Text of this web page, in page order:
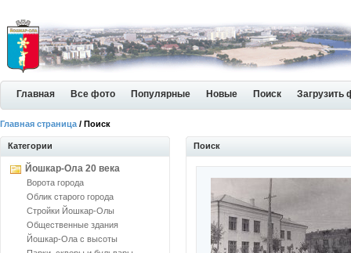
Главная Все фото Популярные Новые Поиск Загрузить
Главная страница / Поиск
Категории
Йошкар-Ола 20 века
Ворота города
Облик старого города
Стройки Йошкар-Олы
Общественные здания
Йошкар-Ола с высоты
Поиск